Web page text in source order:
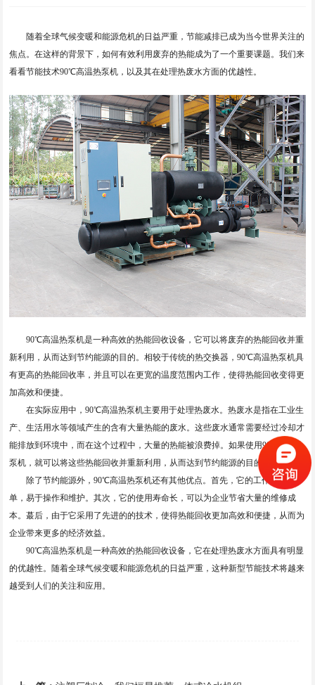
随着全球气候变暖和能源危机的日益严重，节能减排已成为当今世界关注的
焦点。在这样的背景下，如何有效利用废弃的热能成为了一个重要课题。我们来
看看节能技术90℃高温热泵机，以及其在处理热废水方面的优越性。
90℃高温热泵机是一种高效的热能回收设备，它可以将废弃的热能回收并重
新利用，从而达到节约能源的目的。相较于传统的热交换器，90℃高温热泵机具
有更高的热能回收率，并且可以在更宽的温度范围内工作，使得热能回收变得更
加高效和便捷。
在实际应用中，90℃高温热泵机主要用于处理热废水。热废水是指在工业生
产、生活用水等领域产生的含有大量热能的废水。这些废水通常需要经过冷却才
能排放到环境中，而在这个过程中，大量的热能被浪费掉。如果使用90℃高温热
泵机，就可以将这些热能回收并重新利用，从而达到节约能源的目的。
除了节约能源外，90℃高温热泵机还有其他优点。首先，它的工作原理简
单，易于操作和维护。其次，它的使用寿命长，可以为企业节省大量的维修成
本。蕞后，由于它采用了先进的的技术，使得热能回收更加高效和便捷，从而为
企业带来更多的经济效益。
90℃高温热泵机是一种高效的热能回收设备，它在处理热废水方面具有明显
的优越性。随着全球气候变暖和能源危机的日益严重，这种新型节能技术将越来
越受到人们的关注和应用。